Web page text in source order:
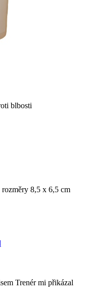
blbosti
8,5 x 6,5 cm
Trenér mi přikázal